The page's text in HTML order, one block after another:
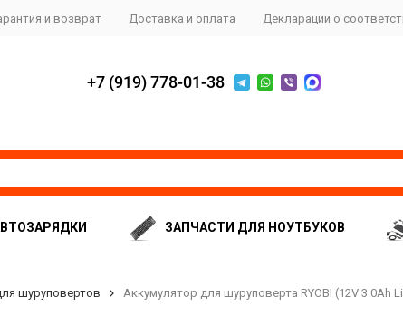
и возврат Доставка и оплата Декларации о
+7 (919) 778-01-38
ЗАПЧАСТИ ДЛЯ НОУТБУКОВ
шуруповертов Аккумулятор для шуруповерта RYOBI (12V 3.0Ah